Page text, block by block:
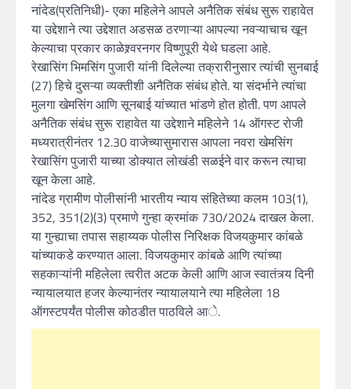
नांदेड(प्रतिनिधी)- एका महिलेने आपले अनैतिक संबंध सुरू राहावेत
या उद्देशाने त्या उद्देशात अडसळ ठरणाऱ्या आपल्या नवऱ्याचाच खून
केल्याचा प्रकार काळेश्र्वरनगर विष्णुपूरी येथे घडला आहे.
रेखासिंग भिमसिंग पुजारी यांनी दिलेल्या तक्रारीनुसार त्यांची सुनबाई
(27) हिचे दुसऱ्या व्यक्तीशी अनैतिक संबंध होते. या संदर्भाने त्यांचा
मुलगा खेमसिंग आणि सूनबाई यांच्यात भांडणे होत होती. पण आपले
अनैतिक संबंध सुरू राहावेत या उद्देशाने महिलेने 14 ऑगस्ट रोजी
मध्यरात्रीनंतर 12.30 वाजेच्यासुमारास आपला नवरा खेमसिंग
रेखासिंग पुजारी याच्या डोक्यात लोखंडी सळईने वार करून त्याचा
खून केला आहे.
नांदेड ग्रामीण पोलीसांनी भारतीय न्याय संहितेच्या कलम 103(1),
352, 351(2)(3) प्रमाणे गुन्हा क्रमांक 730/2024 दाखल केला.
या गुन्ह्याचा तपास सहाय्यक पोलीस निरिक्षक विजयकुमार कांबळे
यांच्याकडे करण्यात आला. विजयकुमार कांबळे आणि त्यांच्या
सहकाऱ्यांनी महिलेला त्वरीत अटक केली आणि आज स्वातंत्र्य दिनी
न्यायालयात हजर केल्यानंतर न्यायालयाने त्या महिलेला 18
ऑगस्टपर्यंत पोलीस कोठडीत पाठविले आे.